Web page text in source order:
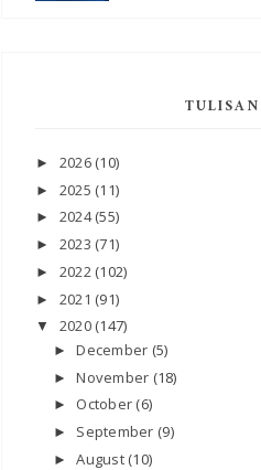
► 2026 (10)
► 2025 (11)
► 2024(55)
► 2023 (71)
► 2022 (102)
► 2021 (91)
▼ 2020 (147)
►December (5)
►November (18)
► October (6)
► September (9)
►August (10)